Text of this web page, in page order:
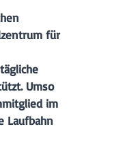
für
Umso
im
Laufbahn